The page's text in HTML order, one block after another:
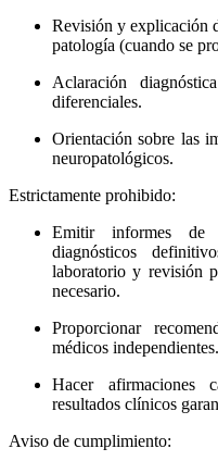
Revisión y explicación
patología (cuando se
Aclaración
diferenciales.
Orientación sobre las
neuropatológicos.
Estrictamente prohibido:
Emitir informes de
diagnósticos
laboratorio y revisión
necesario.
Proporcionar
médicos independientes.
Hacer afirmaciones
resultados clínicos
Aviso de cumplimiento: